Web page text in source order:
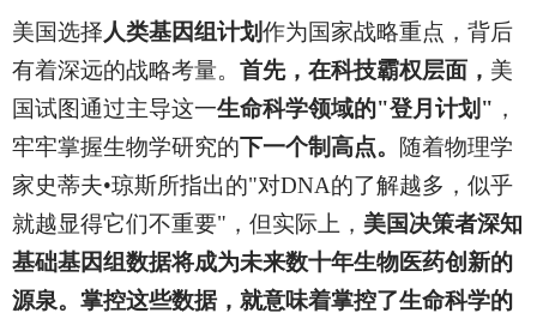
美国选择人类基因组计划作为国家战略重点，背后
有着深远的战略考量。 首先，在科技霸权层面， 美
国试图通过主导这一生命科学领域的"登月计划" ，
牢牢掌握生物学研究的下一个制高点。
随着物理学
家史蒂夫•琼斯所指出的"对DNA的了解越多，似乎
就越显得它们不重要"，但实际上， 美国决策者深知
基础基因组数据将成为未来数十年生物医药创新的
源泉。掌控这些数据，就意味着掌控了生命科学的